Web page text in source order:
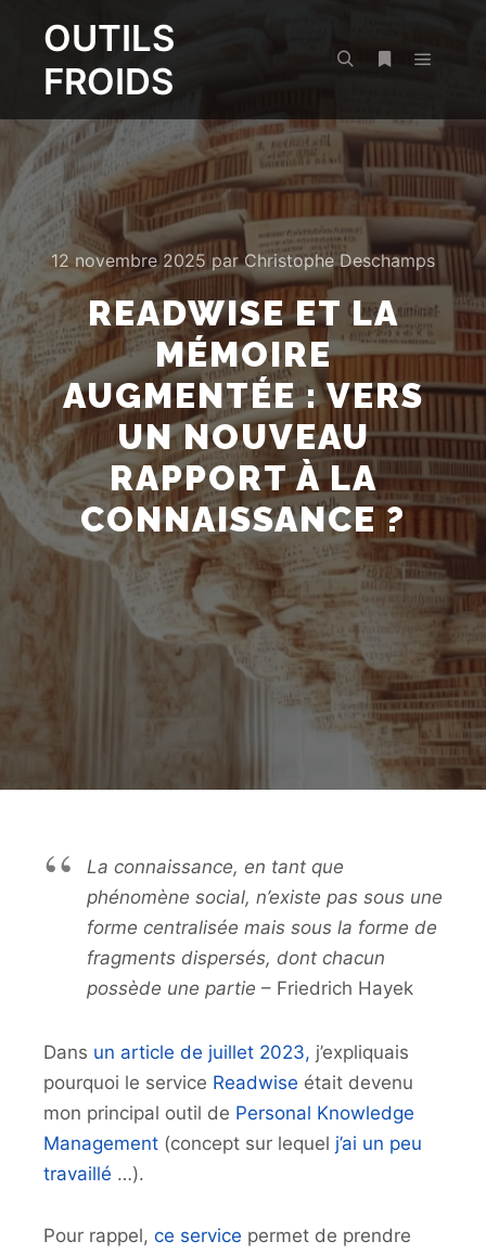
OUTILS
FROIDS
12 novembre 2025 parChristophe Deschamps
READWISE ET LA
MÉMOIRE
AUGMENTÉE : VERS
UN NOUVEAU
RAPPORT À LA
CONNAISSANCE ?
La connaissance, en tant que
phénomène social, n’existe pas sous une
forme centralisée mais sous la forme de
fragments dispersés, dont chacun
possède une partie – Friedrich Hayek
Dans un article de juillet 2023, j’expliquais
pourquoi le service Readwise était devenu
mon principal outil de Personal Knowledge
Management (concept sur lequel j’ai un peu
travaillé …).
Pour rappel, ce service permet de prendre